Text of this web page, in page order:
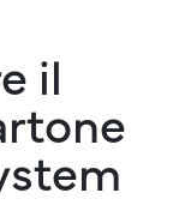
il